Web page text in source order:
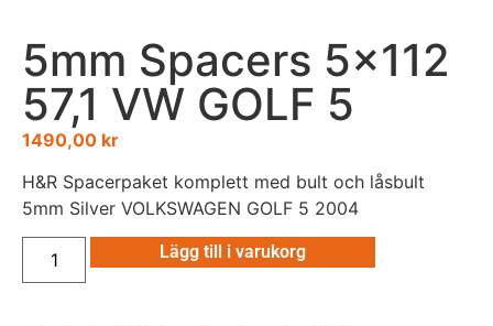
5mm Spacers 5×112
57,1 VW GOLF 5
1490,00 kr
H&R Spacerpaket komplett med bult och låsbult
5mm Silver VOLKSWAGEN GOLF 5 2004
Lägg till i varukorg